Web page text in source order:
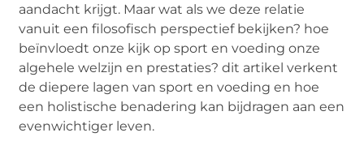
aandacht krijgt. Maar wat als we deze relatie
vanuit een filosofisch perspectief bekijken? hoe
beïnvloedt onze kijk op sport en voeding onze
algehele welzijn en prestaties? dit artikel verkent
de diepere lagen van sport en voeding en hoe
een holistische benadering kan bijdragen aan een
evenwichtiger leven.